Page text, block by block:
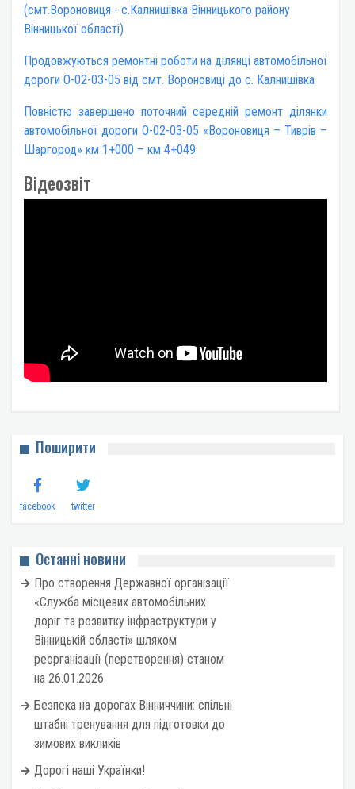
(смт.Вороновиця - с.Калнишівка Вінницького району
Вінницької області)
Продовжуються ремонтні роботи на ділянці автомобільної
дороги О-02-03-05 від смт. Вороновиці до с. Калнишівка
Повністю завершено поточний середній ремонт ділянки
автомобільної дороги О-02-03-05 «Вороновиця – Тиврів –
Шаргород» км 1+000 – км 4+049
Відеозвіт
Поширити
facebook twitter
Останні новини
Про створення Державної організації
«Служба місцевих автомобільних
доріг та розвитку інфраструктури у
Вінницькій області» шляхом
реорганізації (перетворення) станом
на 26.01.2026
Безпека на дорогах Вінниччини: спільні
штабні тренування для підготовки до
зимових викликів
Дорогі наші Українки!